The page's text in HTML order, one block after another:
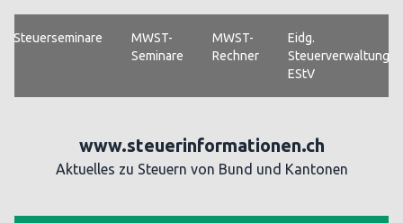
Steuerseminare
MWST-
Seminare
MWST-
Rechner
Eidg.
Steuerverwaltung
EStV
www.steuerinformationen.ch
Aktuelles zu Steuern von Bund und Kantonen